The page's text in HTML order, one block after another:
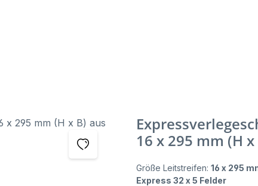
16 x 295 mm (H
Größe Leitstreifen: 16 x 295
Express 32 x 5 Felder